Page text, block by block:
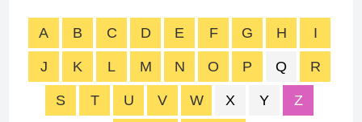
A B C D E F G H I
J K L M N O P Q R
S T U V W X Y Z